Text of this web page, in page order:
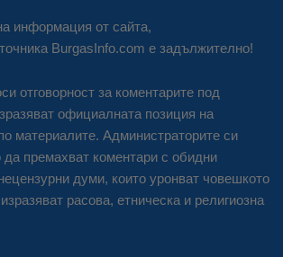
информация от сайта,
BurgasInfo.com е задължително!
отговорност за коментарите под
официалната позиция на
материалите. Администраторите си
да премахват коментари с обидни
думи, които уронват човешкото
расова, етническа и религиозна